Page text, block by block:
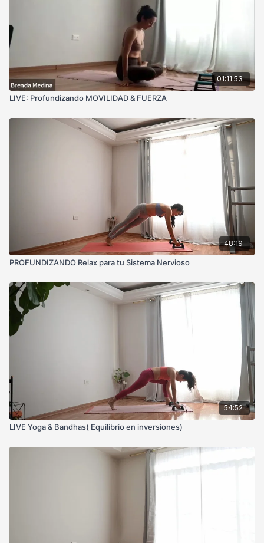
01:11:53
LIVE: Profundizando MOVILIDAD & FUERZA
48:19
PROFUNDIZANDO Relax para tu Sistema Nervioso
54:52
LIVE Yoga & Bandhas( Equilibrio en inversiones)